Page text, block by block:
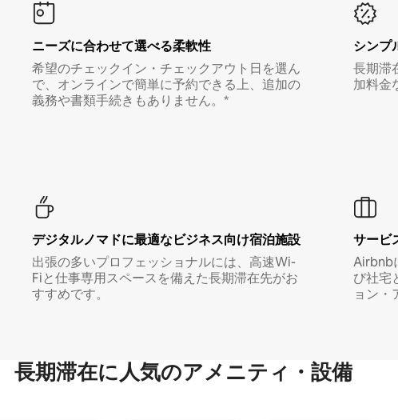
ニーズに合わせて選べる柔軟性
希望のチェックイン・チェックアウト日を選ん
で、オンラインで簡単に予約できる上、追加の
義務や書類手続きもありません。*
シンプ
長期滞
加料金
デジタルノマド⁠に最⁠適⁠なビ⁠ジ⁠ネ⁠ス⁠向⁠け宿⁠泊⁠施⁠設
出張の多いプロフェッショナルには、高速Wi-
Fiと仕事専用スペースを備えた長期滞在先がお
すすめです。
サービ
Airbnb
び社宅
ョン・
長期滞在に人気のアメニティ・設備